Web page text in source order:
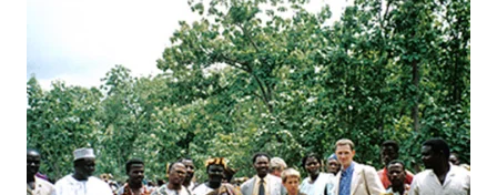
BILD ANZEIGEN